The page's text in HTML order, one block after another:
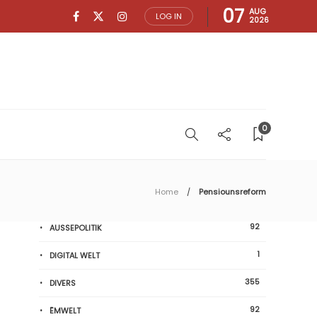
LOG IN 07 AUG
2026
0
Home Pensiounsreform
AUSSEPOLITIK 92
DIGITAL WELT 1
DIVERS 355
ËMWELT 92